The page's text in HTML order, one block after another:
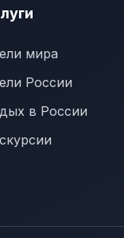
мира
России
в России